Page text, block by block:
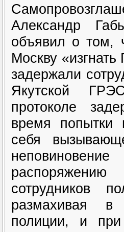
Александр
объявил о том,
Москву
задержали
Якутской
протоколе
время попытки
себя
сотрудников
размахивая в
полиции, и при